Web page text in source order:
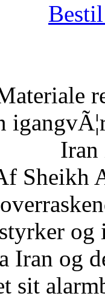
Iran
Sheikh
og
Iran og
sit